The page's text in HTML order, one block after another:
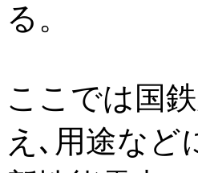
る。
ここでは国
え､用途など